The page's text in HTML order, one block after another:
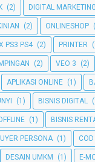
(2) DIGITAL MARKETING
(2) ONLINESHOP
PS3 PS4 (2) PRINTER
(2) VEO 3 (2)
APLIKASI ONLINE (1)
(1) BISNIS DIGITAL
(1) BISNIS
PERSONA (1) COD
DESAIN UMKM (1) E-